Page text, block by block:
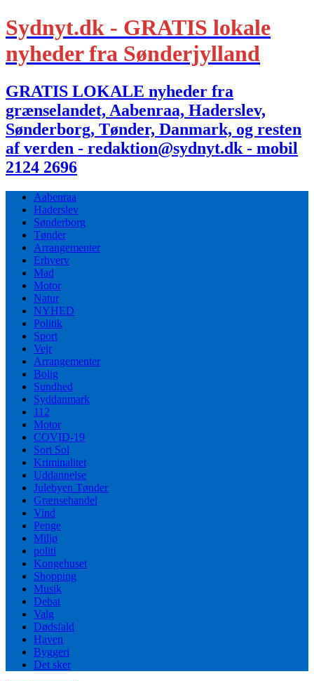
Sydnyt.dk - GRATIS lokale
nyheder fra Sønderjylland
GRATIS LOKALE nyheder fra
grænselandet, Aabenraa, Haderslev,
Sønderborg, Tønder, Danmark, og resten
af verden - redaktion@sydnyt.dk - mobil
2124 2696
Aabenraa
Haderslev
Sønderborg
Tønder
Arrangementer
Erhverv
Mad
Motor
Natur
NYHED
Politik
Sport
Vejr
Arrangementer
Bolig
Sundhed
Syddanmark
112
Motor
COVID-19
Sort Sol
Kriminalitet
Uddannelse
Julebyen Tønder
Grænsehandel
Vind
Penge
Miljø
politi
Kongehuset
Shopping
Musik
Debat
Valg
Dødsfald
Haven
Byggeri
Det sker